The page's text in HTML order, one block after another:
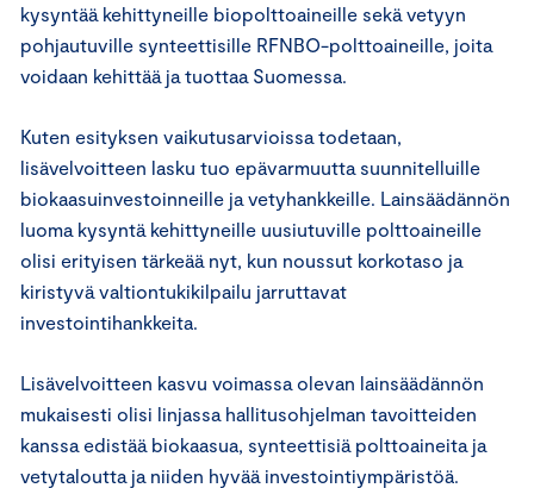
kysyntää kehittyneille biopolttoaineille sekä vetyyn
pohjautuville synteettisille RFNBO-polttoaineille, joita
voidaan kehittää ja tuottaa Suomessa.
Kuten esityksen vaikutusarvioissa todetaan,
lisävelvoitteen lasku tuo epävarmuutta suunnitelluille
biokaasuinvestoinneille ja vetyhankkeille. Lainsäädännön
luoma kysyntä kehittyneille uusiutuville polttoaineille
olisi erityisen tärkeää nyt, kun noussut korkotaso ja
kiristyvä valtiontukikilpailu jarruttavat
investointihankkeita.
Lisävelvoitteen kasvu voimassa olevan lainsäädännön
mukaisesti olisi linjassa hallitusohjelman tavoitteiden
kanssa edistää biokaasua, synteettisiä polttoaineita ja
vetytaloutta ja niiden hyvää investointiympäristöä.